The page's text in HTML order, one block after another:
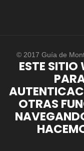
© 2017 Guía de
ESTE SITIO
OTRAS